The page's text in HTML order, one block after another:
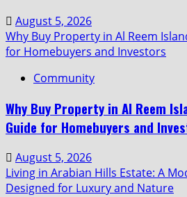
August 5, 2026
Why Buy Property in Al Reem
for Homebuyers and Investors
Community
Why Buy Property in Al Reem
Guide for Homebuyers and
August 5, 2026
Living in Arabian Hills Estate: A
Designed for Luxury and Nature